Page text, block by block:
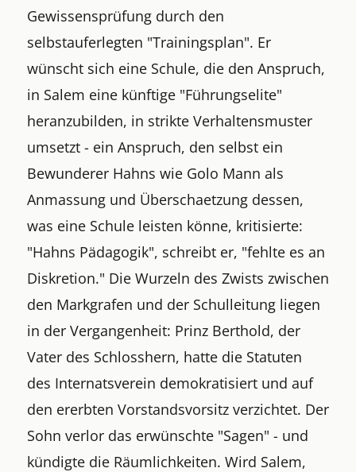
Gewissensprüfung durch den
selbstauferlegten "Trainingsplan". Er
wünscht sich eine Schule, die den Anspruch,
in Salem eine künftige "Führungselite"
heranzubilden, in strikte Verhaltensmuster
umsetzt - ein Anspruch, den selbst ein
Bewunderer Hahns wie Golo Mann als
Anmassung und Überschaetzung dessen,
was eine Schule leisten könne, kritisierte:
"Hahns Pädagogik", schreibt er, "fehlte es an
Diskretion." Die Wurzeln des Zwists zwischen
den Markgrafen und der Schulleitung liegen
in der Vergangenheit: Prinz Berthold, der
Vater des Schlosshern, hatte die Statuten
des Internatsverein demokratisiert und auf
den ererbten Vorstandsvorsitz verzichtet. Der
Sohn verlor das erwünschte "Sagen" - und
kündigte die Räumlichkeiten. Wird Salem,